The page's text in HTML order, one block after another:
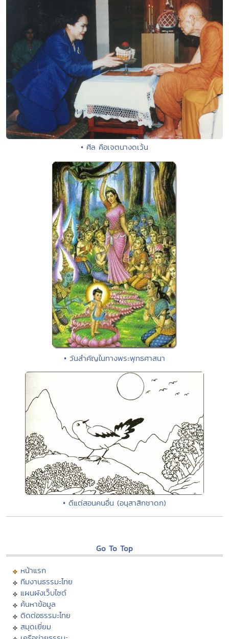
• ศีล คือเจตนางดเว้น
• วันสำคัญในทางพระพุทธศาสนา
• ดีแต่สอนคนอื่น (อนุสาสิกชาดก)
Go To Top
หน้าแรก
ทีมงานธรรมะไทย
แผนผังเว็บไซต์
ค้นหาข้อมูล
ติดต่อธรรมะไทย
สมุดเยี่ยม